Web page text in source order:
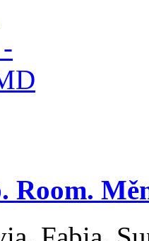
Room.